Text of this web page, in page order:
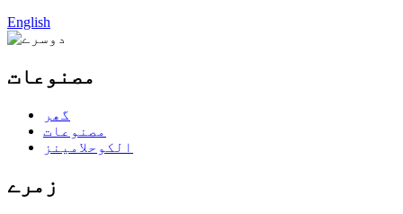
English
مصنوعات
گھر
مصنوعات
الکوحلامینز
زمرے